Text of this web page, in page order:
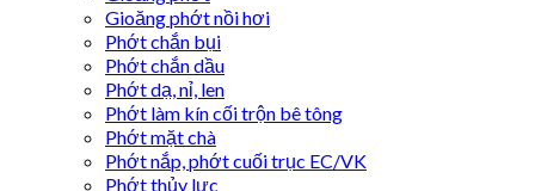
Gioăng phớt nồi hơi
Phớt chắn bụi
Phớt chắn dầu
Phớt dạ, nỉ, len
Phớt làm kín cối trộn bê tông
Phớt mặt chà
Phớt nắp, phớt cuối trục EC/VK
Phớt thủy lực